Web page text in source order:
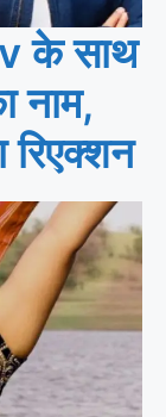
के साथ
नाम,
रिएक्शन